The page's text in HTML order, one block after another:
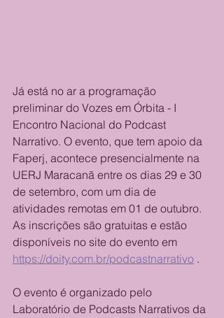
Já está no ar a programação
preliminar do Vozes em Órbita - I
Encontro Nacional do Podcast
Narrativo. O evento, que tem apoio da
Faperj, acontece presencialmente na
UERJ Maracanã entre os dias 29 e 30
de setembro, com um dia de
atividades remotas em 01 de outubro.
As inscrições são gratuitas e estão
disponíveis no site do evento em
https://doity.com.br/podcastnarrativo .
O evento é organizado pelo
Laboratório de Podcasts Narrativos da